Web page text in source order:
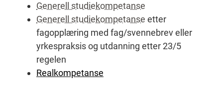
Generell studiekompetanse
Generell studiekompetanse etter
fagopplæring med fag/svennebrev eller
yrkespraksis og utdanning etter 23/5
regelen
Realkompetanse